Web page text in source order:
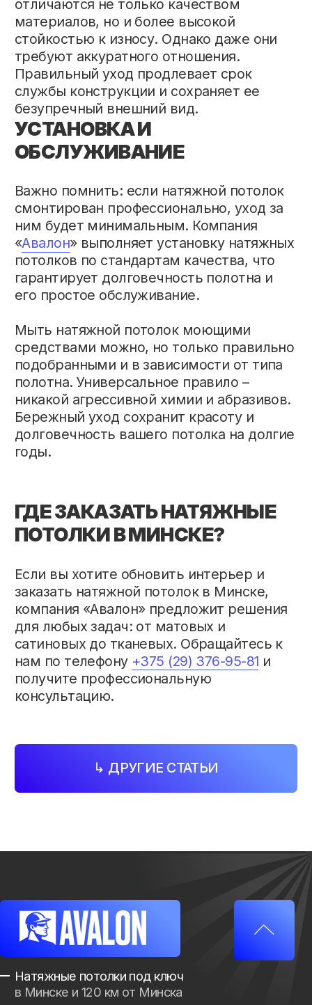
сатиновых до тканевых. Обращайтесь к
нам по телефону+375 (29) 376-95-81и
получите профессиональную
консультацию.
↳ ДРУГИЕ СТАТЬИ
О нас
Портфолио
Рассрочка
Узнать цену
Отзывы
Блог
Контакты
Все права защищены
Политика конфиденциальности
Матовые
Глянцевые
Сатиновые
Световые
Многоуровневые
Тканевые
Теневые
Потолки в спальне
Потолки в коридор
Телефон: +375 (44) 793-10-75
Email (общая): avalon.potolki21@gmail.com
г. Минск, ул. Старовиленский тракт, 67
Время работы:Пн-Вс: с 9:00 - 21:00
ООО“АвалонСтройИнвест”
Натяжные потолки под ключ
в Минске и 120 км от Минска
© 2026. AVALON